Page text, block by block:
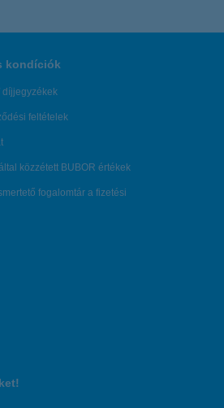
kondíciók
díjjegyzékek
feltételek
közzétett BUBOR értékek
fogalomtár a fizetési